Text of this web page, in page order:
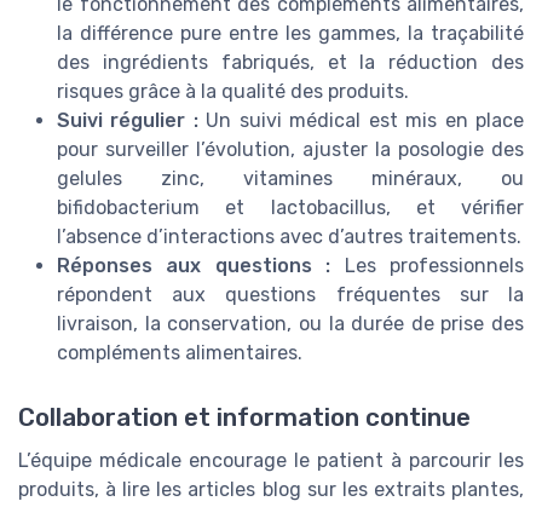
la différence pure entre les gammes, la traçabilité
des ingrédients fabriqués, et la réduction des
risques grâce à la qualité des produits.
Suivi régulier :Un suivi médical est mis en place
pour surveiller l’évolution, ajuster la posologie des
gelules zinc, vitamines minéraux, ou
bifidobacterium et lactobacillus, et vérifier
l’absence d’interactions avec d’autres traitements.
Réponses aux questions : Les professionnels
répondent aux questions fréquentes sur la
livraison, la conservation, ou la durée de prise des
compléments alimentaires.
Collaboration et information continue
L’équipe médicale encourage le patient à parcourir les
produits, à lire les articles blog sur les extraits plantes,